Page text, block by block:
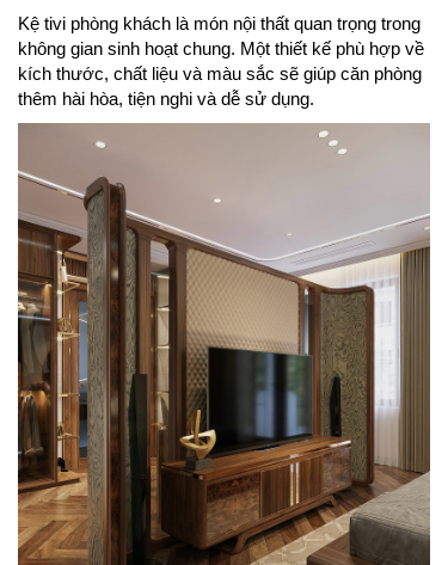
Kệ tivi phòng khách là món nội thất quan trọng trong
không gian sinh hoạt chung. Một thiết kế phù hợp về
kích thước, chất liệu và màu sắc sẽ giúp căn phòng
thêm hài hòa, tiện nghi và dễ sử dụng.